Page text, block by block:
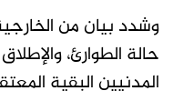
وشدد بيان من
حالة الطوارئ،
المدنيين البقية